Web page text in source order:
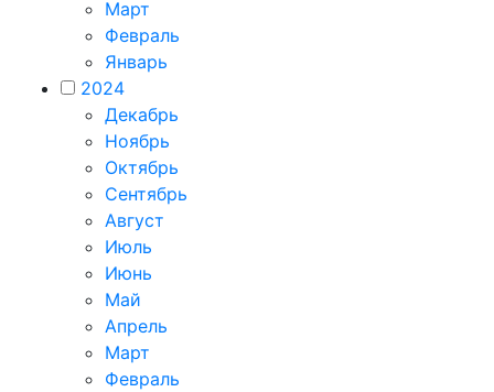
Март
Февраль
Январь
2024
Декабрь
Ноябрь
Октябрь
Сентябрь
Август
Июль
Июнь
Май
Апрель
Март
Февраль